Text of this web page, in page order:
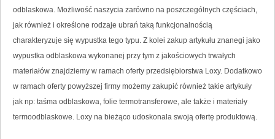
odblaskowa. Możliwość naszycia zarówno na poszczególnych częściach,
jak również i określone rodzaje ubrań taką funkcjonalnością
charakteryzuje się wypustka tego typu. Z kolei zakup artykułu znanegi jako
wypustka odblaskowa wykonanej przy tym z jakościowych trwałych
materiałów znajdziemy w ramach oferty przedsiębiorstwa Loxy. Dodatkowo
w ramach oferty powyższej firmy możemy zakupić również takie artykuły
jak np: taśma odblaskowa, folie termotransferowe, ale także i materiały
termoodblaskowe. Loxy na bieżąco udoskonala swoją ofertę produktową.